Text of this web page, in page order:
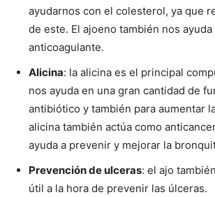
ayudarnos con el colesterol, ya que
de este. El ajoeno también nos ayuda
anticoagulante.
Alicina: la alicina es el principal
nos ayuda en una gran cantidad de
antibiótico y también para aumentar
alicina también actúa como
ayuda a prevenir y mejorar la
Prevención de ulceras: el ajo
útil a la hora de prevenir las úlceras.